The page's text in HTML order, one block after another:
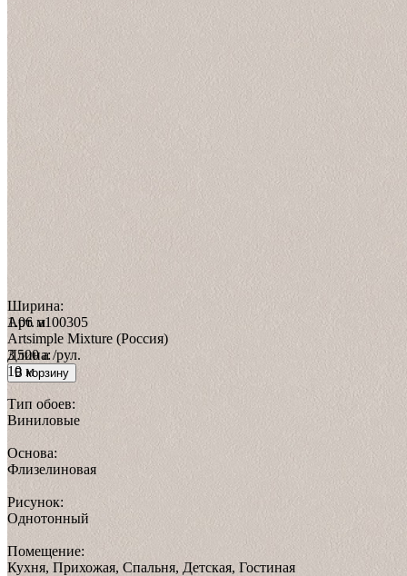
Арт.a100305
Artsimple Mixture (Россия)
3 500 a /рул.
В корзину
Ширина:
1.06 м
Длина:
10 м
Тип обоев:
Виниловые
Основа:
Флизелиновая
Рисунок:
Однотонный
Помещение:
Кухня, Прихожая, Спальня, Детская, Гостиная